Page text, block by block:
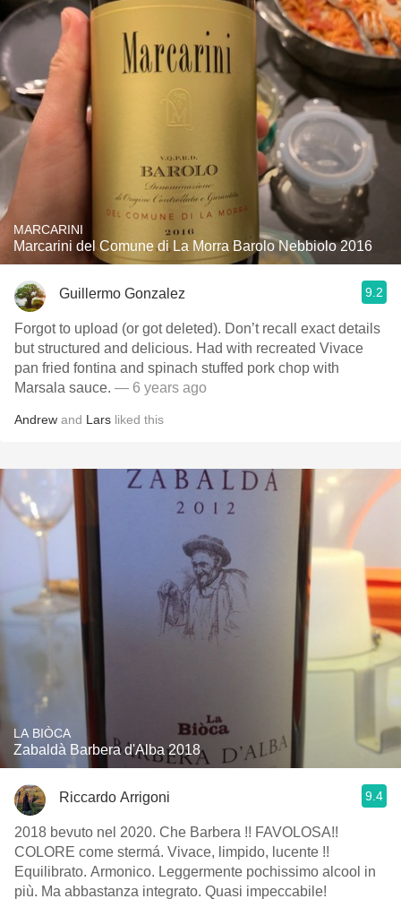
MARCARINI
Marcarini del Comune di La Morra Barolo Nebbiolo 2016
Guillermo Gonzalez 9.2
Forgot to upload (or got deleted). Don’t recall exact details
but structured and delicious. Had with recreated Vivace
pan fried fontina and spinach stuffed pork chop with
Marsala sauce. — 6 years ago
Andrew and Lars liked this
LA BIÒCA
Zabaldà Barbera d'Alba 2018
Riccardo Arrigoni 9.4
2018 bevuto nel 2020. Che Barbera !! FAVOLOSA!!
COLORE come stermá. Vivace, limpido, lucente !!
Equilibrato. Armonico. Leggermente pochissimo alcool in
più. Ma abbastanza integrato. Quasi impeccabile!